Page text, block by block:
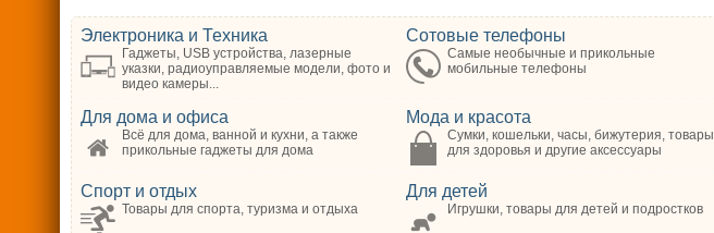
Электроника и Техника
Гаджеты, USB устройства, лазерные
указки, радиоуправляемые модели, фото и
видео камеры...
Сотовые телефоны
Самые необычные и прикольные
мобильные телефоны
Для дома и офиса
Всё для дома, ванной и кухни, а также
прикольные гаджеты для дома
Мода и красота
Сумки, кошельки, часы, бижутерия, товары
для здоровья и другие аксессуары
Спорт и отдых
Товары для спорта, туризма и отдыха
Для детей
Игрушки, товары для детей и подростков